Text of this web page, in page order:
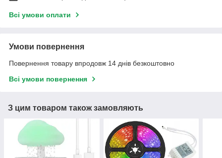
Всі умови оплати
Умови повернення
Повернення товару впродовж 14 днів безкоштовно
Всі умови повернення
З цим товаром також замовляють